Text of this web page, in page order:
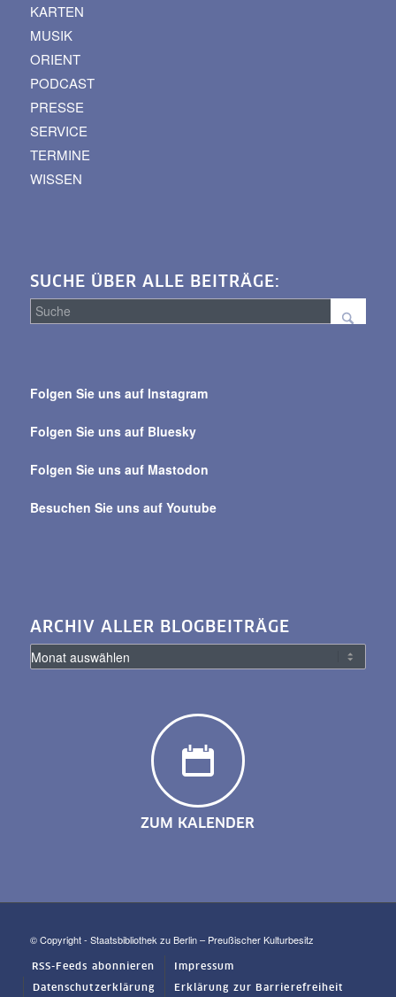
KARTEN
MUSIK
ORIENT
PODCAST
PRESSE
SERVICE
TERMINE
WISSEN
SUCHE ÜBER ALLE BEITRÄGE:
alle
Folgen Sie uns auf Instagram
Folgen Sie uns auf Bluesky
Folgen Sie uns auf Mastodon
Besuchen Sie uns auf Youtube
ARCHIV ALLER BLOGBEITRÄGE
ZUM KALENDER
© Copyright - Staatsbibliothek zu Berlin – Preußischer Kulturbesitz
RSS-Feeds abonnieren Impressum
Datenschutzerklärung Erklärung zur Barrierefreiheit